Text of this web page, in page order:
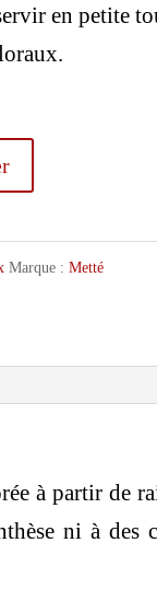
en petite
Marque : Metté
à partir de
ni à des